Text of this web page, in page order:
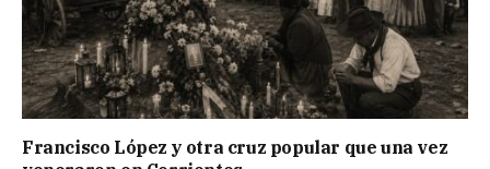
Francisco López y otra cruz popular que una vez